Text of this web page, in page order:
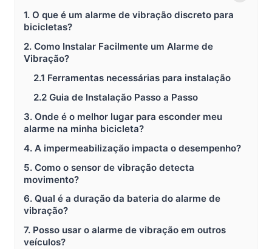
1. O que é um alarme de vibração discreto para
bicicletas?
2. Como Instalar Facilmente um Alarme de
Vibração?
2.1 Ferramentas necessárias para instalação
2.2 Guia de Instalação Passo a Passo
3. Onde é o melhor lugar para esconder meu
alarme na minha bicicleta?
4. A impermeabilização impacta o desempenho?
5. Como o sensor de vibração detecta
movimento?
6. Qual é a duração da bateria do alarme de
vibração?
7. Posso usar o alarme de vibração em outros
veículos?